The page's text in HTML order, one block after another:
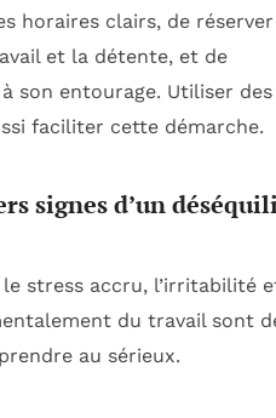
horaires clairs, de
et la détente, et de
son entourage. Utiliser
faciliter cette démarche.
signes d’un
stress accru, l’irritabilité
du travail sont
au sérieux.